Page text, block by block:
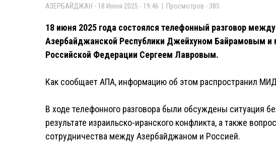
АЗЕРБАЙДЖАН - 18 Июня 2025 - 19:46 | Просмотров - 385
18 июня 2025 года состоялся телефонный разговор
Азербайджанской Республики Джейхуном Байрамовым и
Российской Федерации Сергеем Лавровым.
Как сообщает АПА, информацию об этом распространил
В ходе телефонного разговора были обсуждены ситуация
результате израильско-иранского конфликта, а также
сотрудничества между Азербайджаном и Россией.